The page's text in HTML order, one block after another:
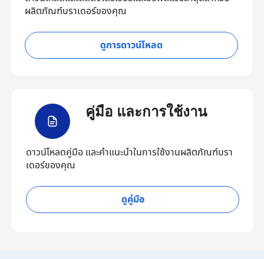
ผลิตภัณฑ์บราเดอร์ของคุณ
ดูการดาวน์โหลด
คู่มือ และการใช้งาน
ดาวน์โหลดคู่มือ และคำแนะนำในการใช้งานผลิตภัณฑ์บรา
เดอร์ของคุณ
ดูคู่มือ